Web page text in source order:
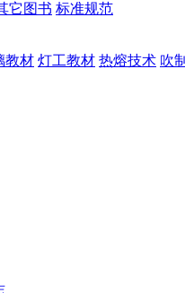
它图书 标准规范
教材 灯工教材 热熔技术 吹